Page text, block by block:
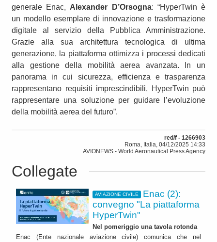
generale Enac, Alexander D’Orsogna: “HyperTwin è
un modello esemplare di innovazione e trasformazione
digitale al servizio della Pubblica Amministrazione.
Grazie alla sua architettura tecnologica di ultima
generazione, la piattaforma ottimizza i processi dedicati
alla gestione della mobilità aerea avanzata. In un
panorama in cui sicurezza, efficienza e trasparenza
rappresentano requisiti imprescindibili, HyperTwin può
rappresentare una soluzione per guidare l’evoluzione
della mobilità aerea del futuro”.
red/f - 1266903
Roma, Italia, 04/12/2025 14:33
AVIONEWS - World Aeronautical Press Agency
Collegate
AVIAZIONE CIVILE
Enac (2):
convegno "La piattaforma
HyperTwin"
Nel pomeriggio una tavola rotonda
Enac (Ente nazionale aviazione civile) comunica che nel